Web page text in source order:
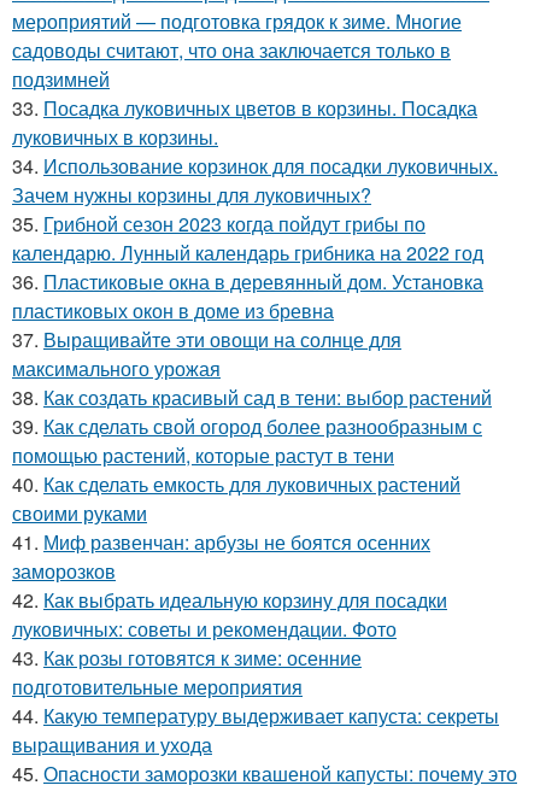
мероприятий — подготовка грядок к зиме. Многие
садоводы считают, что она заключается только в
подзимней
33. Посадка луковичных цветов в корзины. Посадка
луковичных в корзины.
34. Использование корзинок для посадки луковичных.
Зачем нужны корзины для луковичных?
35. Грибной сезон 2023 когда пойдут грибы по
календарю. Лунный календарь грибника на 2022 год
36. Пластиковые окна в деревянный дом. Установка
пластиковых окон в доме из бревна
37. Выращивайте эти овощи на солнце для
максимального урожая
38. Как создать красивый сад в тени: выбор растений
39. Как сделать свой огород более разнообразным с
помощью растений, которые растут в тени
40. Как сделать емкость для луковичных растений
своими руками
41. Миф развенчан: арбузы не боятся осенних
заморозков
42. Как выбрать идеальную корзину для посадки
луковичных: советы и рекомендации. Фото
43. Как розы готовятся к зиме: осенние
подготовительные мероприятия
44. Какую температуру выдерживает капуста: секреты
выращивания и ухода
45. Опасности заморозки квашеной капусты: почему это